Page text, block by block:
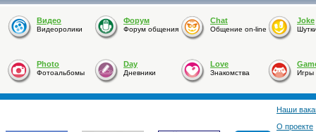
Видео
Видеоролики
Форум
Форум общения
Chat
Общение on-line
Joke
Photo
Фотоальбомы
Day
Дневники
Love
Знакомства Игры
Наши
О проекте